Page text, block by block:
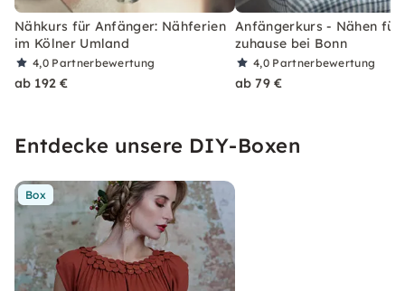
Nähkurs für Anfänger: Nähferien
im Kölner Umland
4,0 Partnerbewertung
ab 192 €
Anfängerkurs - Nähen für
zuhause bei Bonn
4,0 Partnerbewertung
ab 79 €
Entdecke unsere DIY-Boxen
Box